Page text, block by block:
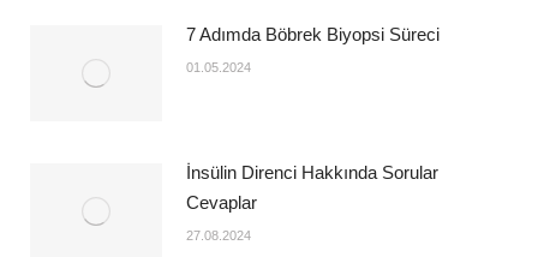
7 Adımda Böbrek Biyopsi Süreci
01.05.2024
İnsülin Direnci Hakkında Sorular
Cevaplar
27.08.2024